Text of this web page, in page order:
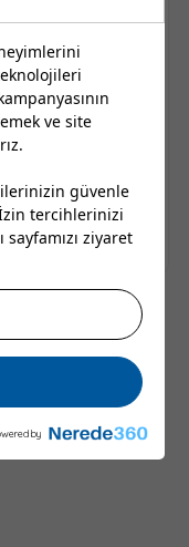
ve site
güvenle
tercihlerinizi
sayfamızı ziyaret
by
ulaşın.